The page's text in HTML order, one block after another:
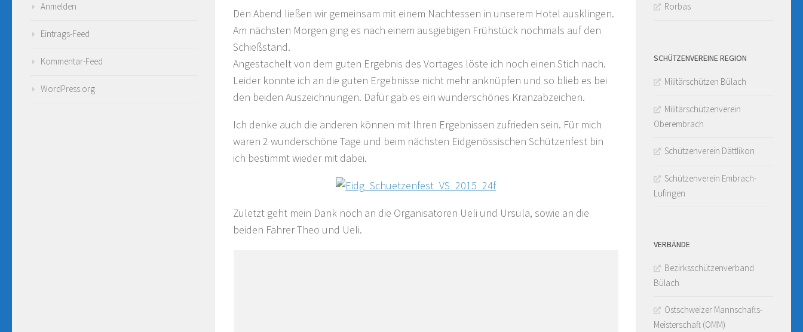
Den Abend ließen wir gemeinsam mit einem Nachtessen in unserem Hotel ausklingen.
Am nächsten Morgen ging es nach einem ausgiebigen Frühstück nochmals auf den
Schießstand.
Angestachelt von dem guten Ergebnis des Vortages löste ich noch einen Stich nach.
Leider konnte ich an die guten Ergebnisse nicht mehr anknüpfen und so blieb es bei
den beiden Auszeichnungen. Dafür gab es ein wunderschönes Kranzabzeichen.
Ich denke auch die anderen können mit Ihren Ergebnissen zufrieden sein. Für mich
waren 2 wunderschöne Tage und beim nächsten Eidgenössischen Schützenfest bin
ich bestimmt wieder mit dabei.
Zuletzt geht mein Dank noch an die Organisatoren Ueli und Ursula, sowie an die
beiden Fahrer Theo und Ueli.
Anmelden
Eintrags-Feed
Kommentar-Feed
WordPress.org
Rorbas
SCHÜTZENVEREINE REGION
Militärschützen Bülach
Militärschützenverein
Oberembrach
Schützenverein Dättlikon
Schützenverein Embrach-
Lufingen
VERBÄNDE
Bezirksschützenverband
Bülach
Ostschweizer Mannschafts-
Meisterschaft (OMM)